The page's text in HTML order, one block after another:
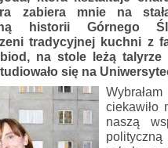
zabiera mnie na
historii Górnego
tradycyjnej kuchni z
na stole leżą
się na
ciekawiło
naszą